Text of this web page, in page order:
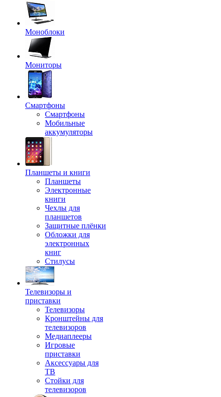
Моноблоки
Мониторы
Смартфоны
Смартфоны
Мобильные
аккумуляторы
Планшеты и книги
Планшеты
Электронные
книги
Чехлы для
планшетов
Защитные плёнки
Обложки для
электронных
книг
Стилусы
Телевизоры и
приставки
Телевизоры
Кронштейны для
телевизоров
Медиаплееры
Игровые
приставки
Аксессуары для
ТВ
Стойки для
телевизоров